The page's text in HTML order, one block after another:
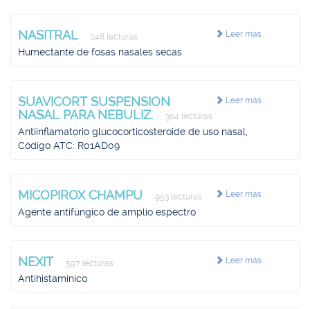
Leer más
NASITRAL 248 lecturas
Humectante de fosas nasales secas
Leer más
SUAVICORT SUSPENSION
NASAL PARA NEBULIZ.
304 lecturas
Antiinflamatorio glucocorticosteroide de uso nasal,
Código ATC: R01AD09
Leer más
MICOPIROX CHAMPU 953 lecturas
Agente antifúngico de amplio espectro
Leer más
NEXIT 597 lecturas
Antihistamínico